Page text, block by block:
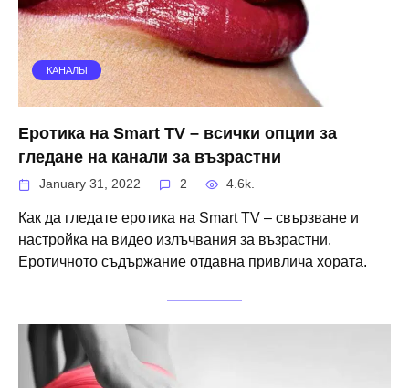
КАНАЛЫ
Еротика на Smart TV – всички опции за
гледане на канали за възрастни
January 31, 2022 2 4.6k.
Как да гледате еротика на Smart TV – свързване и
настройка на видео излъчвания за възрастни.
Еротичното съдържание отдавна привлича хората.